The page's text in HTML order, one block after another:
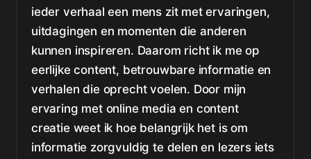
ieder verhaal een mens zit met ervaringen,
uitdagingen en momenten die anderen
kunnen inspireren. Daarom richt ik me op
eerlijke content, betrouwbare informatie en
verhalen die oprecht voelen. Door mijn
ervaring met online media en content
creatie weet ik hoe belangrijk het is om
informatie zorgvuldig te delen en lezers iets